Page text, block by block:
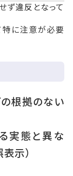
ず違反となって
に注意が必要
根拠のない
実態と異な
示）